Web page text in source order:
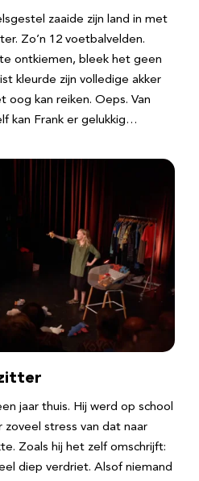
zaaide zijn land in met
Zo’n 12 voetbalvelden.
ontkiemen, bleek het geen
kleurde zijn volledige akker
oog kan reiken. Oeps. Van
kan Frank er gelukkig…
jaar thuis. Hij werd op school
stress van dat naar
Zoals hij het zelf omschrijft:
diep verdriet. Alsof niemand